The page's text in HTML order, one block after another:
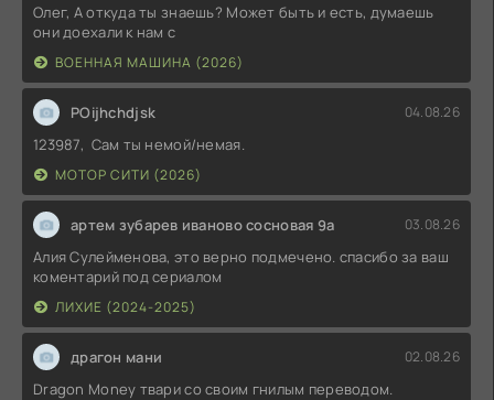
Олег, А откуда ты знаешь? Может быть и есть, думаешь
они доехали к нам с
ВОЕННАЯ МАШИНА (2026)
POijhchdjsk 04.08.26
123987, Сам ты немой/немая.
МОТОР СИТИ (2026)
артем зубарев иваново сосновая 9а 03.08.26
Алия Сулейменова, это верно подмечено. спасибо за ваш
коментарий под сериалом
ЛИХИЕ (2024-2025)
драгон мани 02.08.26
Dragon Money твари со своим гнилым переводом.